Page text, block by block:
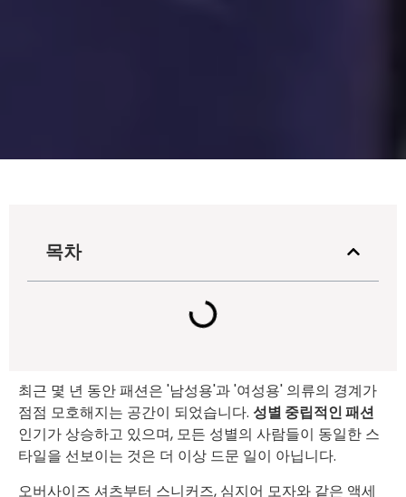
최근 몇 년 동안 패션은 '남성용'과 '여성용' 의류의 경계가
점점 모호해지는 공간이 되었습니다. 성별 중립적인 패션
인기가 상승하고 있으며, 모든 성별의 사람들이 동일한 스
타일을 선보이는 것은 더 이상 드문 일이 아닙니다.
오버사이즈 셔츠부터 스니커즈, 심지어 모자와 같은 액세
목차